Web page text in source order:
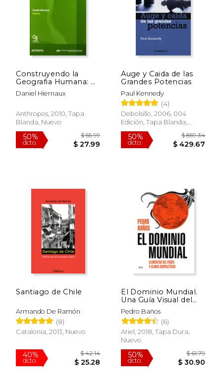
50%
dcto.
dcto.
50%
dcto.
Construyendo la
Geografia Humana: El
Estado de la Cuestion
Desde Mexico
Daniel Hiernaux
Anthropos, 2010, Tapa
Blanda, Nuevo
Auge y Caida de las
Grandes Potencias
Paul Kennedy
(4)
Debolsillo, 2006, 004
Edición, Tapa Blanda,
Usado
Santiago de Chile
Armando De Ramón
(8)
Catalonia, 2013, Nuevo
El Dominio Mundial.
Una Guía Visual del
Poder
Pedro Baños
(6)
Ariel, 2018, Tapa Dura,
Nuevo